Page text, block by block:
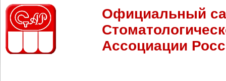
Официальный
Ассоциации